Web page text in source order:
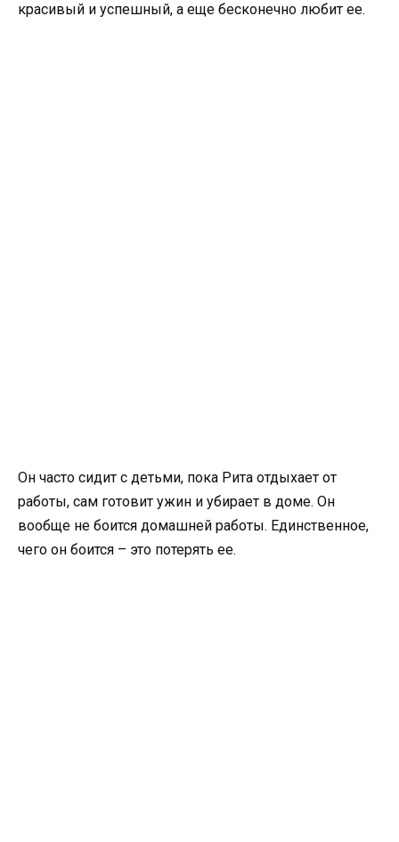
красивый и успешный, а еще бесконечно любит ее.
Он часто сидит с детьми, пока Рита отдыхает от
работы, сам готовит ужин и убирает в доме. Он
вообще не боится домашней работы. Единственное,
чего он боится – это потерять ее.